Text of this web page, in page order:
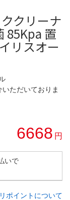
クリーナ
85Kpa 置
リスオー
ただいておりま
6668 円
いで
ポイントについて